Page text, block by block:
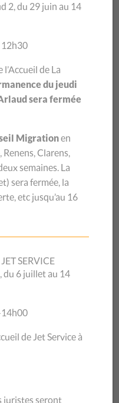
le public à un
conférence-débat
Les deux
collective
pour qu’une
ne se reproduise
2, du 29 juin au 14
12h30
de La
du jeudi
sera fermée
Migrationen
Clarens,
semaines. La
sera fermée, la
etc jusqu’au 16
SERVICE
du 6 juillet au 14
de Jet Service à
juristes seront